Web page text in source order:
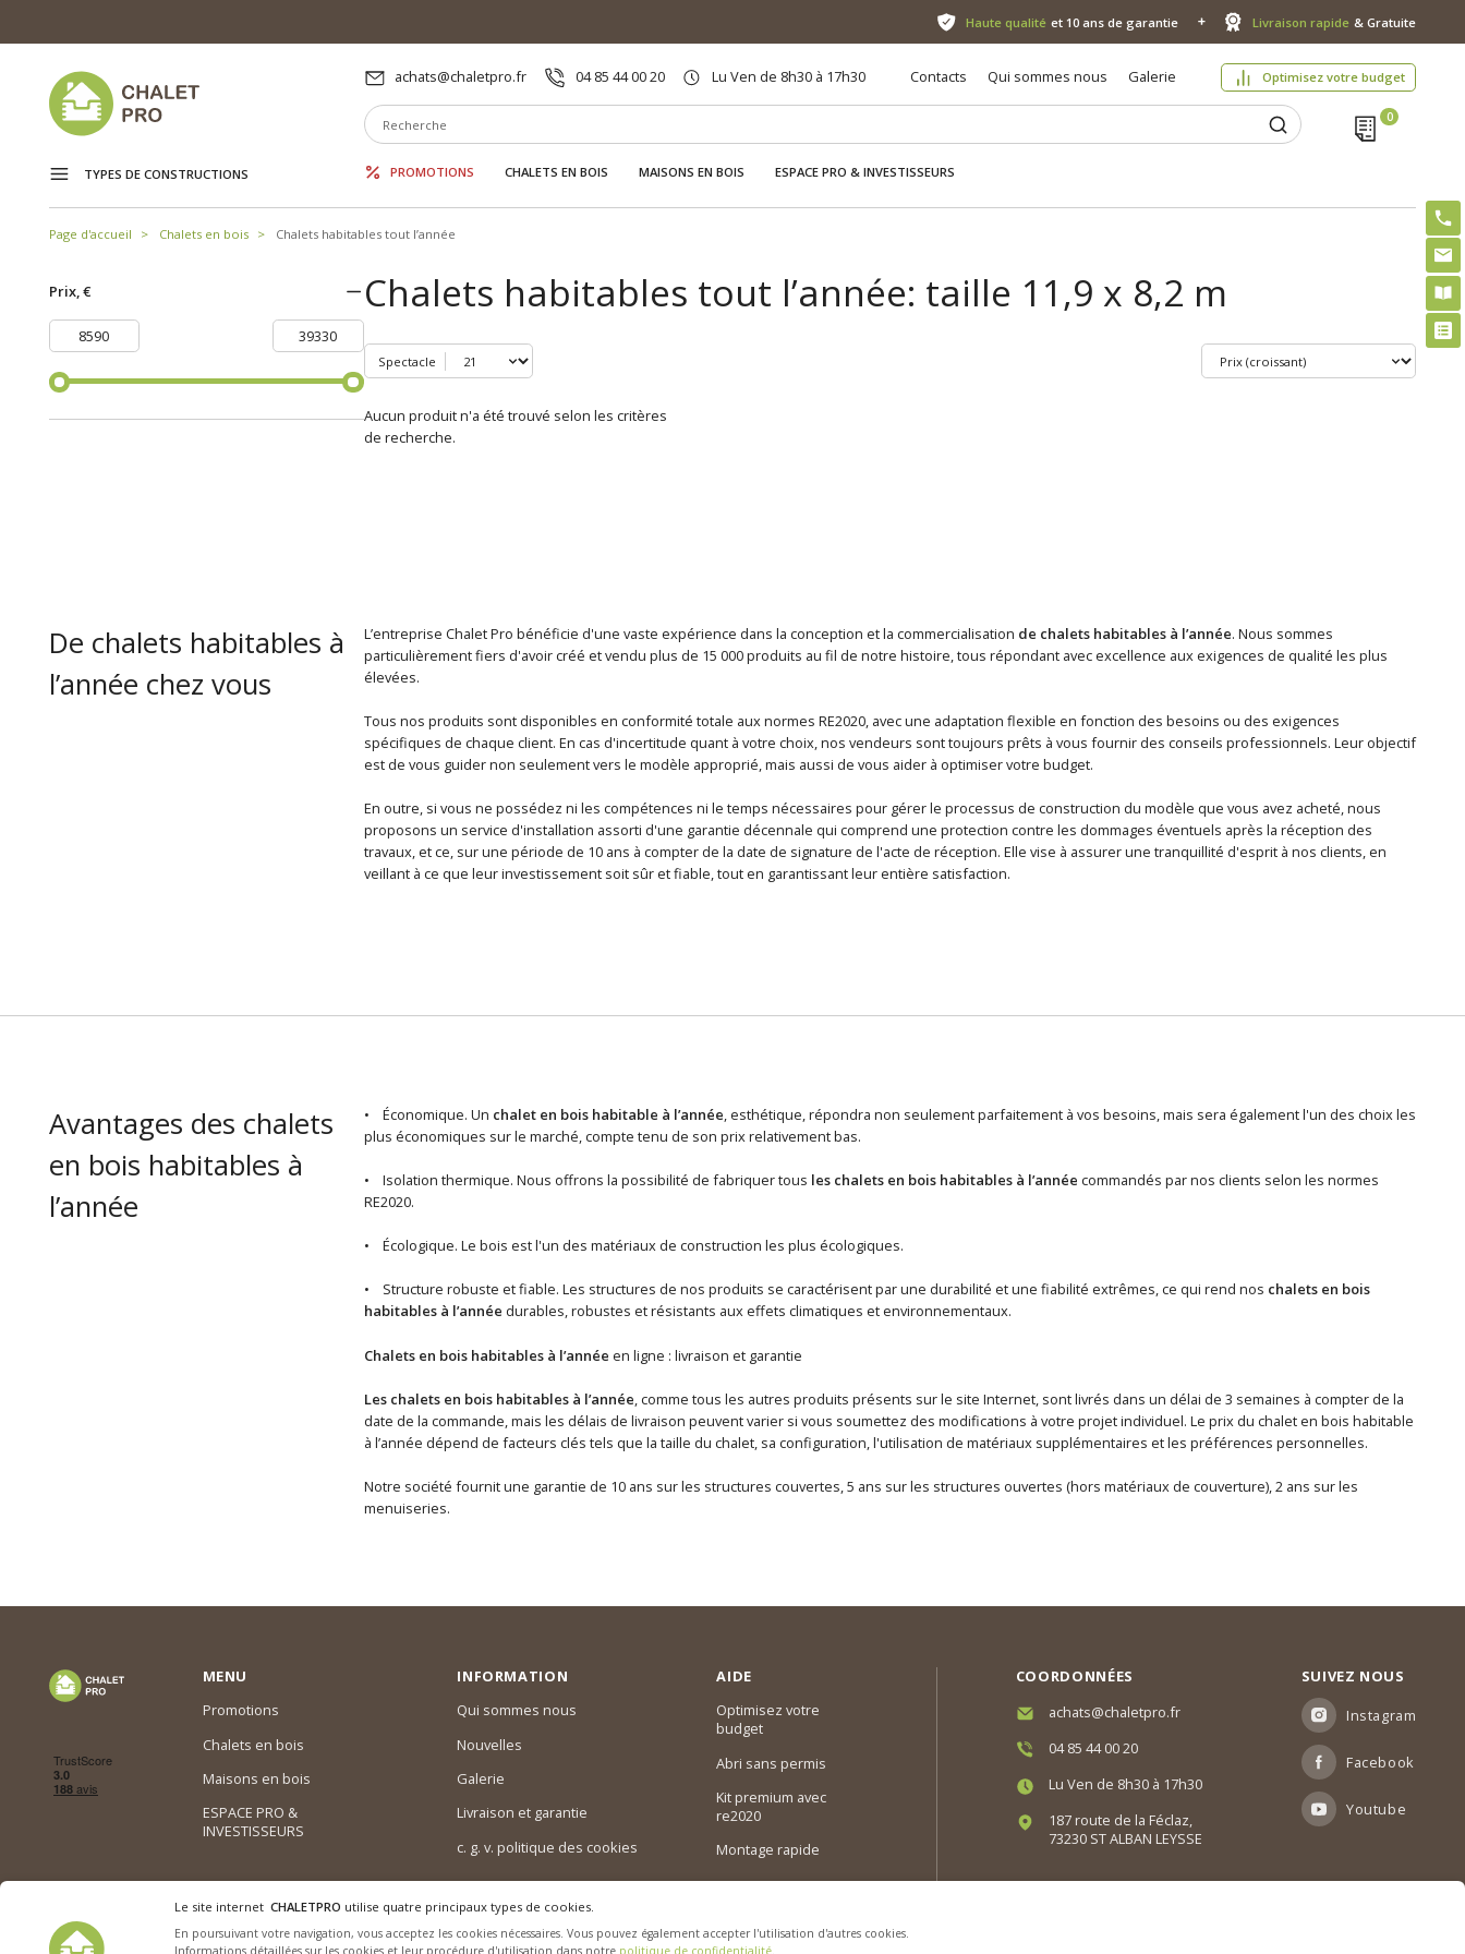
Haute qualité et 10 ans de garantie Livraison rapide & Gratuite
achats@chaletpro.fr 04 85 44 00 20 Lu Ven de 8h30 à 17h30 Contacts Qui sommes nous Galerie Optimisez votre budget
TYPES DE CONSTRUCTIONS PROMOTIONS CHALETS EN BOIS MAISONS EN BOIS ESPACE PRO & INVESTISSEURS
Page d'accueil Chalets en bois Chalets habitables tout l’année
Prix, € Chalets habitables tout l’année: taille 11,9 x 8,2 m
Spectacle
Aucun produit n'a été trouvé selon les critères
de recherche.
De chalets habitables à
l’année chez vous
L’entreprise Chalet Pro bénéficie d'une vaste expérience dans la conception et la commercialisation de chalets habitables à l’année. Nous sommes
particulièrement fiers d'avoir créé et vendu plus de 15 000 produits au fil de notre histoire, tous répondant avec excellence aux exigences de qualité les plus
élevées.
Tous nos produits sont disponibles en conformité totale aux normes RE2020, avec une adaptation flexible en fonction des besoins ou des exigences
spécifiques de chaque client. En cas d'incertitude quant à votre choix, nos vendeurs sont toujours prêts à vous fournir des conseils professionnels. Leur objectif
est de vous guider non seulement vers le modèle approprié, mais aussi de vous aider à optimiser votre budget.
En outre, si vous ne possédez ni les compétences ni le temps nécessaires pour gérer le processus de construction du modèle que vous avez acheté, nous
proposons un service d'installation assorti d'une garantie décennale qui comprend une protection contre les dommages éventuels après la réception des
travaux, et ce, sur une période de 10 ans à compter de la date de signature de l'acte de réception. Elle vise à assurer une tranquillité d'esprit à nos clients, en
veillant à ce que leur investissement soit sûr et fiable, tout en garantissant leur entière satisfaction.
Avantages des chalets
en bois habitables à
l’année
• Économique. Un chalet en bois habitable à l’année, esthétique, répondra non seulement parfaitement à vos besoins, mais sera également l'un des choix les
plus économiques sur le marché, compte tenu de son prix relativement bas.
• Isolation thermique. Nous offrons la possibilité de fabriquer tous les chalets en bois habitables à l’année commandés par nos clients selon les normes
RE2020.
• Écologique. Le bois est l'un des matériaux de construction les plus écologiques.
• Structure robuste et fiable. Les structures de nos produits se caractérisent par une durabilité et une fiabilité extrêmes, ce qui rend nos chalets en bois
habitables à l’année durables, robustes et résistants aux effets climatiques et environnementaux.
Chalets en bois habitables à l’année en ligne : livraison et garantie
Les chalets en bois habitables à l’année, comme tous les autres produits présents sur le site Internet, sont livrés dans un délai de 3 semaines à compter de la
date de la commande, mais les délais de livraison peuvent varier si vous soumettez des modifications à votre projet individuel. Le prix du chalet en bois habitable
à l’année dépend de facteurs clés tels que la taille du chalet, sa configuration, l'utilisation de matériaux supplémentaires et les préférences personnelles.
Notre société fournit une garantie de 10 ans sur les structures couvertes, 5 ans sur les structures ouvertes (hors matériaux de couverture), 2 ans sur les
menuiseries.
MENU
Promotions
Chalets en bois
Maisons en bois
ESPACE PRO &
INVESTISSEURS
INFORMATION
Qui sommes nous
Nouvelles
Galerie
Livraison et garantie
c. g. v. politique des cookies
AIDE
Optimisez votre
budget
Abri sans permis
Kit premium avec
re2020
Montage rapide
COORDONNÉES
achats@chaletpro.fr
04 85 44 00 20
Lu Ven de 8h30 à 17h30
187 route de la Féclaz,
73230 ST ALBAN LEYSSE
SUIVEZ NOUS
Instagram
Facebook
Youtube
Le site internet CHALETPRO utilise quatre principaux types de cookies.
En poursuivant votre navigation, vous acceptez les cookies nécessaires. Vous pouvez également accepter l'utilisation d'autres cookies.
Informations détaillées sur les cookies et leur procédure d'utilisation dans notre politique de confidentialité.